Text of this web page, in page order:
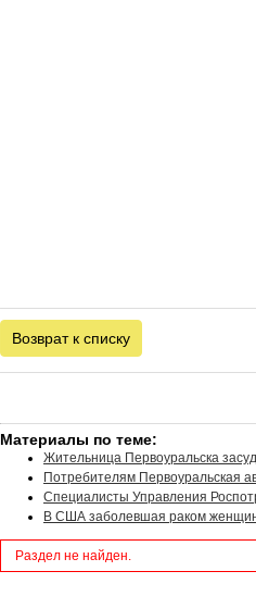
Возврат к списку
Материалы по теме:
Жительница Первоуральска
Потребителям Первоуральская
Специалисты Управления
В США заболевшая раком
Раздел не найден.